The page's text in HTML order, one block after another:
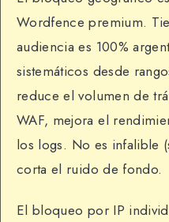
Wordfence premium.
audiencia es 100%
sistemáticos desde
reduce el volumen de
WAF, mejora el
los logs. No es infalible
corta el ruido de fondo.
El bloqueo por IP